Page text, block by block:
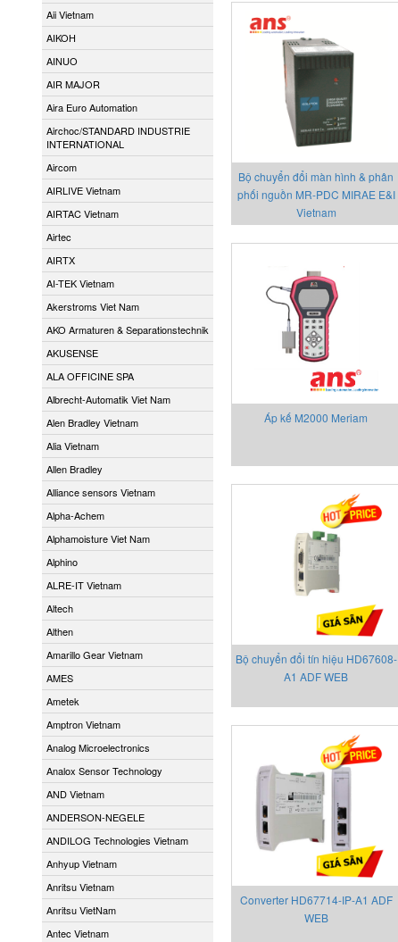
Aii Vietnam
AIKOH
AINUO
AIR MAJOR
Aira Euro Automation
Airchoc/STANDARD INDUSTRIE
INTERNATIONAL
Aircom
AIRLIVE Vietnam
AIRTAC Vietnam
Airtec
AIRTX
AI-TEK Vietnam
Akerstroms Viet Nam
AKO Armaturen & Separationstechnik
AKUSENSE
ALA OFFICINE SPA
Albrecht-Automatik Viet Nam
Alen Bradley Vietnam
Alia Vietnam
Allen Bradley
Alliance sensors Vietnam
Alpha-Achem
Alphamoisture Viet Nam
Alphino
ALRE-IT Vietnam
Altech
Althen
Amarillo Gear Vietnam
AMES
Ametek
Amptron Vietnam
Analog Microelectronics
Analox Sensor Technology
AND Vietnam
ANDERSON-NEGELE
ANDILOG Technologies Vietnam
Anhyup Vietnam
Anritsu Vietnam
Anritsu VietNam
Antec Vietnam
Bộ chuyển đổi màn hình & phân
phối nguồn MR-PDC MIRAE E&I
Vietnam
Áp kế M2000 Meriam
Bộ chuyển đổi tín hiệu HD67608-
A1 ADF WEB
Converter HD67714-IP-A1 ADF
WEB